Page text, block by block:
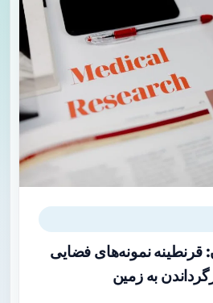
قرنطینه نمونه‌های فضایی
به زمین